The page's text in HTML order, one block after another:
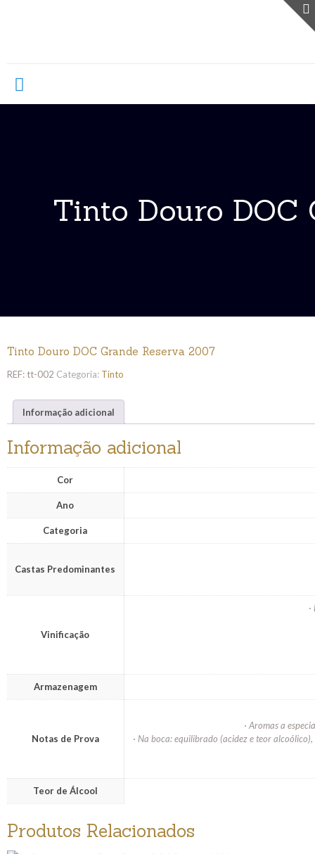
Tinto Douro DOC
Tinto Douro DOC Grande Reserva 2007
REF: tt-002 Categoria: Tinto
Informação adicional
Informação adicional
Cor
Ano
Categoria
Castas Predominantes
Vinificação
Armazenagem
Notas de Prova
· Aromas a
· Na boca: equilibrado (acidez e teor
Teor de Álcool
Produtos Relacionados